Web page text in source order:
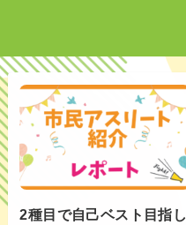
2種目で自己ベスト目指し